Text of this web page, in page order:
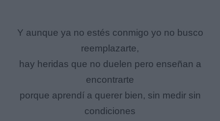
Y aunque ya no estés conmigo yo no busco
reemplazarte,
hay heridas que no duelen pero enseñan a
encontrarte
porque aprendí a querer bien, sin medir sin
condiciones